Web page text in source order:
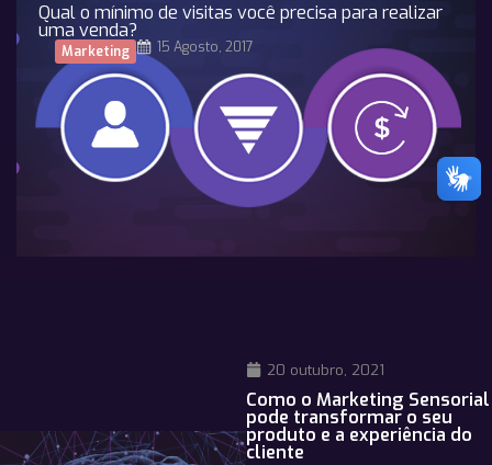
Qual o mínimo de visitas você precisa para realizar
uma venda?
Marketing 15 Agosto, 2017
20 outubro, 2021
Como o Marketing Sensorial
pode transformar o seu
produto e a experiência do
cliente